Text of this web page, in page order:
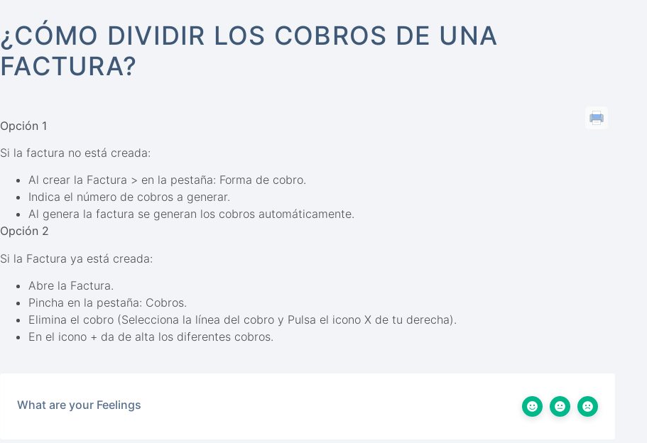
¿CÓMO DIVIDIR LOS COBROS DE UNA
FACTURA?
Opción 1
Si la factura no está creada:
Al crear la Factura > en la pestaña: Forma de cobro.
Indica el número de cobros a generar.
Al genera la factura se generan los cobros automáticamente.
Opción 2
Si la Factura ya está creada:
Abre la Factura.
Pincha en la pestaña: Cobros.
Elimina el cobro (Selecciona la línea del cobro y Pulsa el icono X de tu derecha).
En el icono + da de alta los diferentes cobros.
What are your Feelings